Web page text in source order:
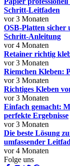
Schritt-Leitfaden
vor 3 Monaten
OSB-Platten
Schritt-Anleitung
vor 4 Monaten
Retainer richtig
vor 3 Monaten
Riemchen Kleben:
vor 3 Monaten
Richtiges Kleben
vor 3 Monaten
Einfach gemacht:
perfekte Ergebnisse
vor 3 Monaten
Die beste Lösung
umfassender
vor 4 Monaten
Folge uns